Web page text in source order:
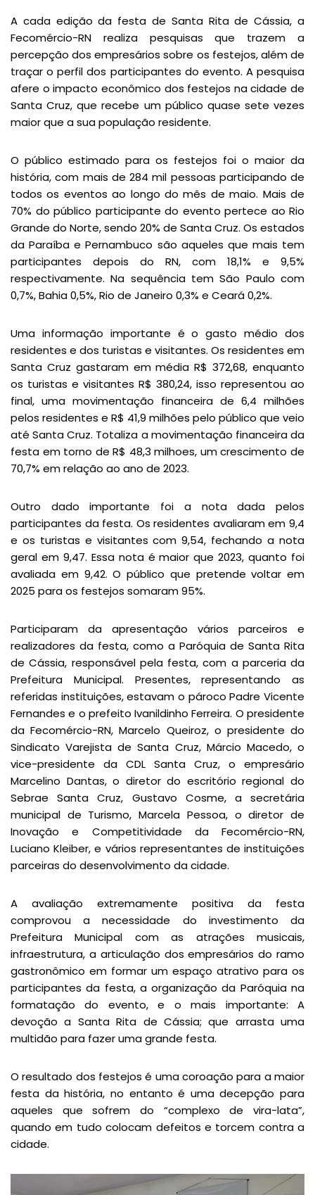
A cada edição da festa de Santa Rita de Cássia, a
Fecomércio-RN realiza pesquisas que trazem a
percepção dos empresários sobre os festejos, além de
traçar o perfil dos participantes do evento. A pesquisa
afere o impacto econômico dos festejos na cidade de
Santa Cruz, que recebe um público quase sete vezes
maior que a sua população residente.
O público estimado para os festejos foi o maior da
história, com mais de 284 mil pessoas participando de
todos os eventos ao longo do mês de maio. Mais de
70% do público participante do evento pertece ao Rio
Grande do Norte, sendo 20% de Santa Cruz. Os estados
da Paraíba e Pernambuco são aqueles que mais tem
participantes depois do RN, com 18,1% e 9,5%
respectivamente. Na sequência tem São Paulo com
0,7%, Bahia 0,5%, Rio de Janeiro 0,3% e Ceará 0,2%.
Uma informação importante é o gasto médio dos
residentes e dos turistas e visitantes. Os residentes em
Santa Cruz gastaram em média R$ 372,68, enquanto
os turistas e visitantes R$ 380,24, isso representou ao
final, uma movimentação financeira de 6,4 milhões
pelos residentes e R$ 41,9 milhões pelo público que veio
até Santa Cruz. Totaliza a movimentação financeira da
festa em torno de R$ 48,3 milhoes, um crescimento de
70,7% em relação ao ano de 2023.
Outro dado importante foi a nota dada pelos
participantes da festa. Os residentes avaliaram em 9,4
e os turistas e visitantes com 9,54, fechando a nota
geral em 9,47. Essa nota é maior que 2023, quanto foi
avaliada em 9,42. O público que pretende voltar em
2025 para os festejos somaram 95%.
Participaram da apresentação vários parceiros e
realizadores da festa, como a Paróquia de Santa Rita
de Cássia, responsável pela festa, com a parceria da
Prefeitura Municipal. Presentes, representando as
referidas instituições, estavam o pároco Padre Vicente
Fernandes e o prefeito Ivanildinho Ferreira. O presidente
da Fecomércio-RN, Marcelo Queiroz, o presidente do
Sindicato Varejista de Santa Cruz, Márcio Macedo, o
vice-presidente da CDL Santa Cruz, o empresário
Marcelino Dantas, o diretor do escritório regional do
Sebrae Santa Cruz, Gustavo Cosme, a secretária
municipal de Turismo, Marcela Pessoa, o diretor de
Inovação e Competitividade da Fecomércio-RN,
Luciano Kleiber, e vários representantes de instituições
parceiras do desenvolvimento da cidade.
A avaliação extremamente positiva da festa
comprovou a necessidade do investimento da
Prefeitura Municipal com as atrações musicais,
infraestrutura, a articulação dos empresários do ramo
gastronômico em formar um espaço atrativo para os
participantes da festa, a organização da Paróquia na
formatação do evento, e o mais importante: A
devoção a Santa Rita de Cássia; que arrasta uma
multidão para fazer uma grande festa.
O resultado dos festejos é uma coroação para a maior
festa da história, no entanto é uma decepção para
aqueles que sofrem do “complexo de vira-lata”,
quando em tudo colocam defeitos e torcem contra a
cidade.